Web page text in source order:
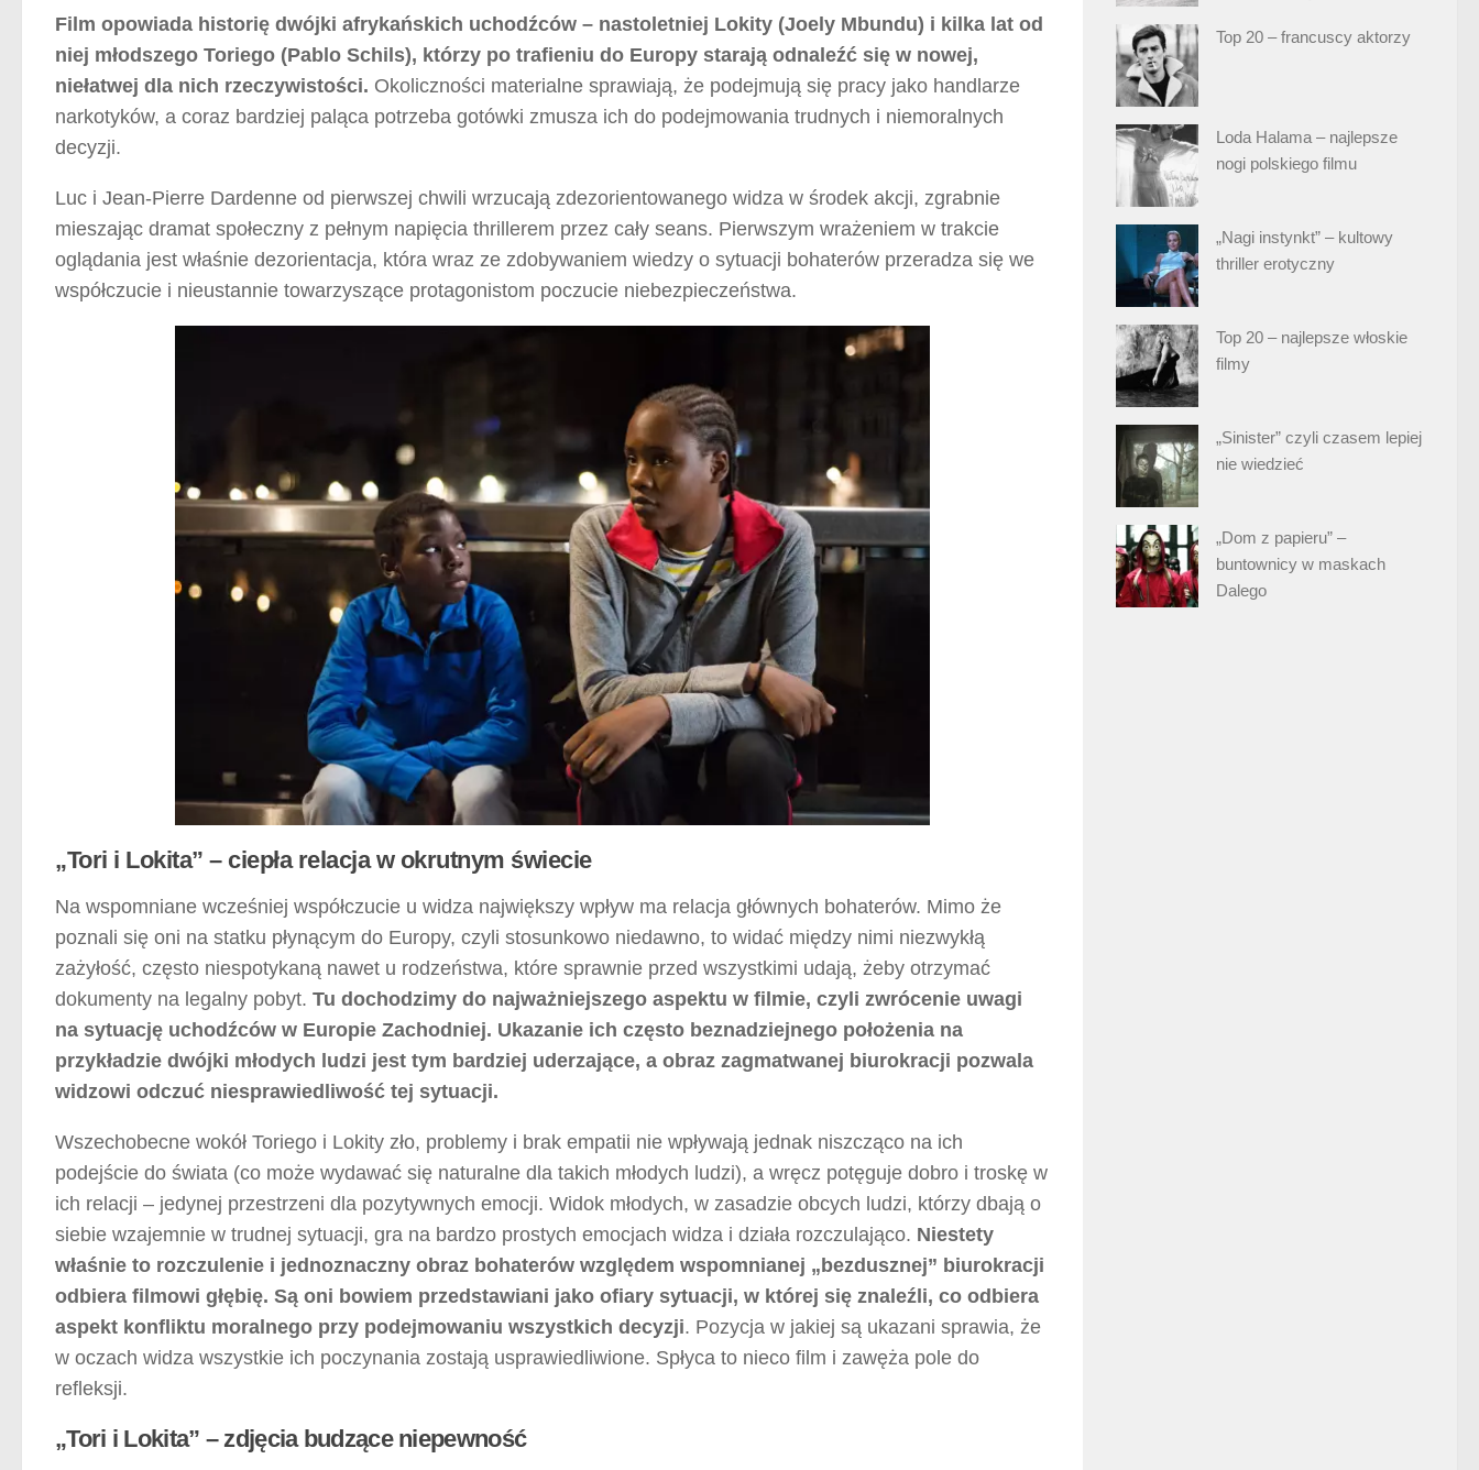
Film opowiada historię dwójki afrykańskich uchodźców – nastoletniej Lokity (Joely Mbundu) i kilka lat od
niej młodszego Toriego (Pablo Schils), którzy po trafieniu do Europy starają odnaleźć się w nowej,
niełatwej dla nich rzeczywistości. Okoliczności materialne sprawiają, że podejmują się pracy jako handlarze
narkotyków, a coraz bardziej paląca potrzeba gotówki zmusza ich do podejmowania trudnych i niemoralnych
decyzji.
Luc i Jean-Pierre Dardenne od pierwszej chwili wrzucają zdezorientowanego widza w środek akcji, zgrabnie
mieszając dramat społeczny z pełnym napięcia thrillerem przez cały seans. Pierwszym wrażeniem w trakcie
oglądania jest właśnie dezorientacja, która wraz ze zdobywaniem wiedzy o sytuacji bohaterów przeradza się we
współczucie i nieustannie towarzyszące protagonistom poczucie niebezpieczeństwa.
„Tori i Lokita” – ciepła relacja w okrutnym świecie
Na wspomniane wcześniej współczucie u widza największy wpływ ma relacja głównych bohaterów. Mimo że
poznali się oni na statku płynącym do Europy, czyli stosunkowo niedawno, to widać między nimi niezwykłą
zażyłość, często niespotykaną nawet u rodzeństwa, które sprawnie przed wszystkimi udają, żeby otrzymać
dokumenty na legalny pobyt. Tu dochodzimy do najważniejszego aspektu w filmie, czyli zwrócenie uwagi
na sytuację uchodźców w Europie Zachodniej. Ukazanie ich często beznadziejnego położenia na
przykładzie dwójki młodych ludzi jest tym bardziej uderzające, a obraz zagmatwanej biurokracji pozwala
widzowi odczuć niesprawiedliwość tej sytuacji.
Wszechobecne wokół Toriego i Lokity zło, problemy i brak empatii nie wpływają jednak niszcząco na ich
podejście do świata (co może wydawać się naturalne dla takich młodych ludzi), a wręcz potęguje dobro i troskę w
ich relacji – jedynej przestrzeni dla pozytywnych emocji. Widok młodych, w zasadzie obcych ludzi, którzy dbają o
siebie wzajemnie w trudnej sytuacji, gra na bardzo prostych emocjach widza i działa rozczulająco. Niestety
właśnie to rozczulenie i jednoznaczny obraz bohaterów względem wspomnianej „bezdusznej” biurokracji
odbiera filmowi głębię. Są oni bowiem przedstawiani jako ofiary sytuacji, w której się znaleźli, co odbiera
aspekt konfliktu moralnego przy podejmowaniu wszystkich decyzji. Pozycja w jakiej są ukazani sprawia, że
w oczach widza wszystkie ich poczynania zostają usprawiedliwione. Spłyca to nieco film i zawęża pole do
refleksji.
„Tori i Lokita” – zdjęcia budzące niepewność
Top 20 – francuscy aktorzy
Loda Halama – najlepsze
nogi polskiego filmu
„Nagi instynkt” – kultowy
thriller erotyczny
Top 20 – najlepsze włoskie
filmy
„Sinister” czyli czasem lepiej
nie wiedzieć
„Dom z papieru” –
buntownicy w maskach
Dalego